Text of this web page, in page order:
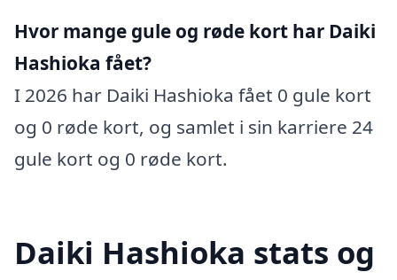
Hvor mange gule og røde kort har Daiki
Hashioka fået?
I 2026 har Daiki Hashioka fået 0 gule kort
og 0 røde kort, og samlet i sin karriere 24
gule kort og 0 røde kort.
Daiki Hashioka stats og